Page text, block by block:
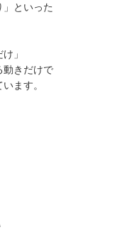
」といった
」
動きだけで
ます。